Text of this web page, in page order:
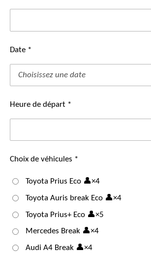
Date *
Heure de départ *
Choix de véhicules *
Toyota Prius Eco 👤×4
Toyota Auris break Eco 👤×4
Toyota Prius+ Eco 👤×5
Mercedes Break 👤×4
Audi A4 Break 👤×4